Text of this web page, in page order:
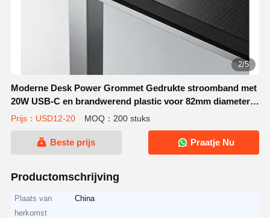
2/5
Moderne Desk Power Grommet Gedrukte stroomband met
20W USB-C en brandwerend plastic voor 82mm diameter
montage
Prijs：USD12-20 MOQ：200 stuks
Beste prijs Praatje Nu
Productomschrijving
Plaats van
herkomst
China